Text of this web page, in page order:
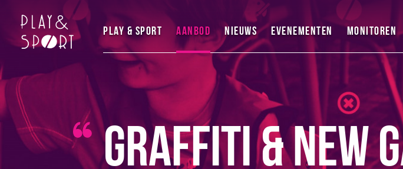
Play & Sport Aanbod Nieuws Evenementen Monitoren
Graffiti & New